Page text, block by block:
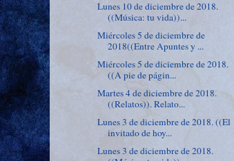
Lunes 10 de diciembre de 2018.
((Música: tu vida))...
Miércoles 5 de diciembre de
2018((Entre Apuntes y ...
Miércoles 5 de diciembre de 2018.
((A pie de págin...
Martes 4 de diciembre de 2018.
((Relatos)). Relato...
Lunes 3 de diciembre de 2018. ((El
invitado de hoy...
Lunes 3 de diciembre de 2018.